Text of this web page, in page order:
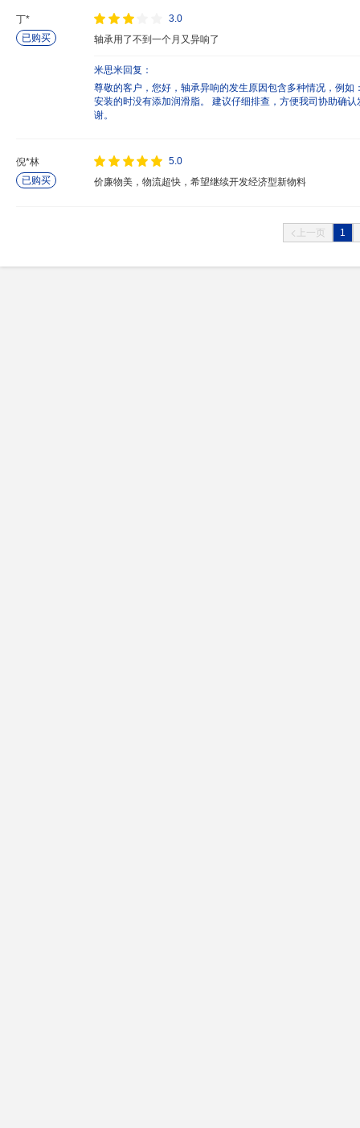
丁*
已购买
3.0
轴承用了不到一个月又异响了
米思米回复：
尊敬的客户，您好，轴承异响的发生原因包含多种情况，例
安装的时没有添加润滑脂。 建议仔细排查，方便我司协助确
谢。
倪*林
已购买
5.0
价廉物美，物流超快，希望继续开发经济型新物料
上一页 1